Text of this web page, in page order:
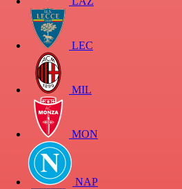
LEC
MIL
MON
NAP